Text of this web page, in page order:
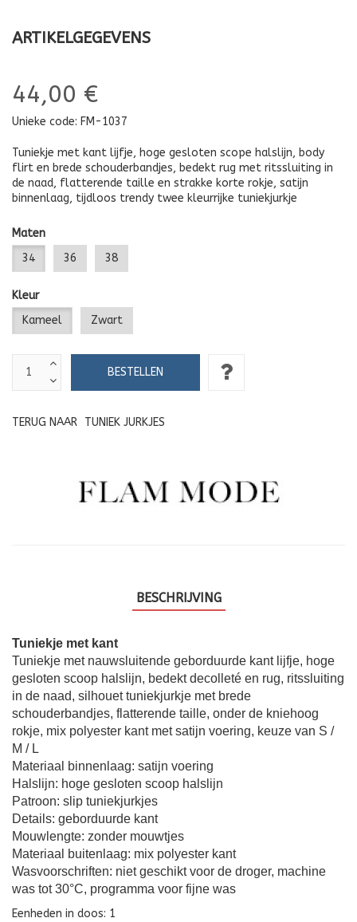
ARTIKELGEGEVENS
44,00 €
Unieke code: FM-1037
Tuniekje met kant lijfje, hoge gesloten scope halslijn, body
flirt en brede schouderbandjes, bedekt rug met ritssluiting in
de naad, flatterende taille en strakke korte rokje, satijn
binnenlaag, tijdloos trendy twee kleurrijke tuniekjurkje
Maten
34
36 38
Kleur
Kameel
Zwart
TERUG NAAR TUNIEK JURKJES
BESCHRIJVING
Tuniekje met kant
Tuniekje met nauwsluitende geborduurde kant lijfje, hoge
gesloten scoop halslijn, bedekt decolleté en rug, ritssluiting
in de naad, silhouet tuniekjurkje met brede
schouderbandjes, flatterende taille, onder de kniehoog
rokje, mix polyester kant met satijn voering, keuze van S /
M / L
Materiaal binnenlaag: satijn voering
Halslijn: hoge gesloten scoop halslijn
Patroon: slip tuniekjurkjes
Details: geborduurde kant
Mouwlengte: zonder mouwtjes
Materiaal buitenlaag: mix polyester kant
Wasvoorschriften: niet geschikt voor de droger, machine
was tot 30°C, programma voor fijne was
Eenheden in doos: 1